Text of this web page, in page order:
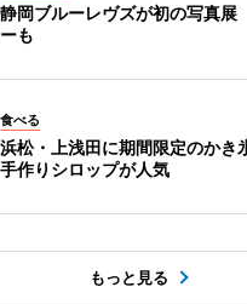
静岡ブルーレヴズが初の写真
ーも
食べる
浜松・上浅田に期間限定のか
手作りシロップが人気
もっと見る